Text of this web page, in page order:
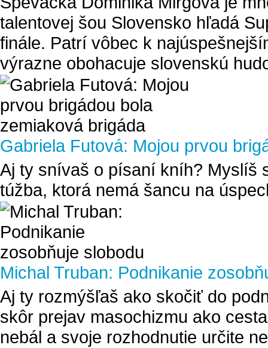
talentovej šou Slovensko hľadá
finále. Patrí vôbec k
výrazne obohacuje slovenskú
Gabriela Futová: Mojou prvou
Aj ty snívaš o písaní kníh? Myslíš
túžba, ktorá nemá šancu na
Michal Truban: Podnikanie
Aj ty rozmýšľaš ako skočiť do
skôr prejav masochizmu ako
nebál a svoje rozhodnutie určite